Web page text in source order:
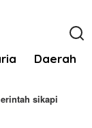
Daerah
sikapi